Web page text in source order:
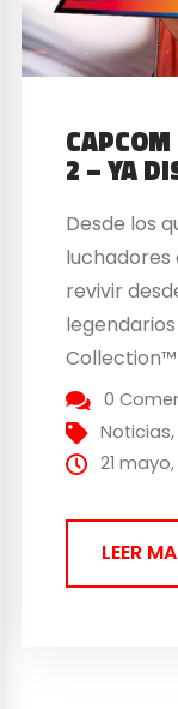
2 – YA
Desde los
luchadores
revivir
Collection™
Xbox One.
Collection
0
Noticias
21
LEER